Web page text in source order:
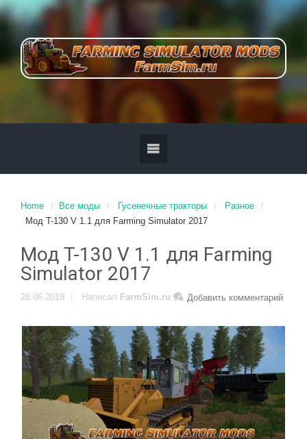
Home Все моды Гусенечные тракторы
Разное
Мод T-130 V 1.1 для Farming Simulator 2017
Мод T-130 V 1.1 для Farming
Simulator 2017
28.06.2018 Добавить комментарий
Написал FarmSim.ru